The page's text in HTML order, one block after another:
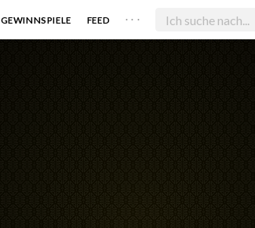
GEWINNSPIELE FEED . . .